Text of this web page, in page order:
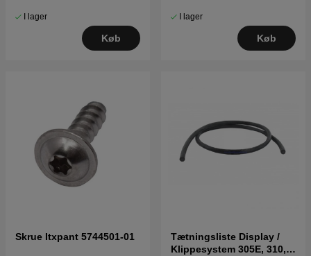
I lager
Køb
I lager
Køb
Skrue Itxpant 5744501-01
Tætningsliste Display /
Klippesystem 305E, 310,